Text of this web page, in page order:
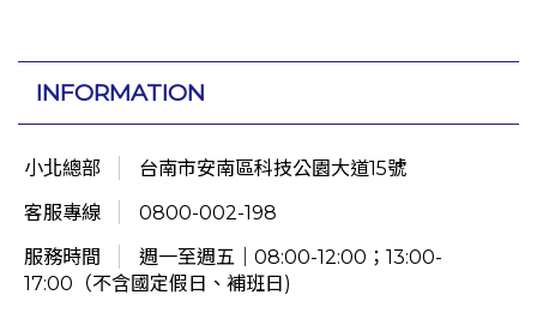
INFORMATION
小北總部
台南市安南區科技公園大道15號
客服專線
0800-002-198
服務時間
週一至週五｜08:00-12:00；13:00-
17:00（不含國定假日、補班日)